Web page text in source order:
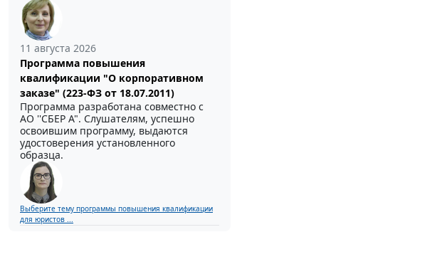
11 августа 2026
Программа повышения
квалификации "О корпоративном
заказе" (223-ФЗ от 18.07.2011)
Программа разработана совместно с
АО ''СБЕР А". Слушателям, успешно
освоившим программу, выдаются
удостоверения установленного
образца.
Выберите тему программы повышения квалификации
для юристов ...